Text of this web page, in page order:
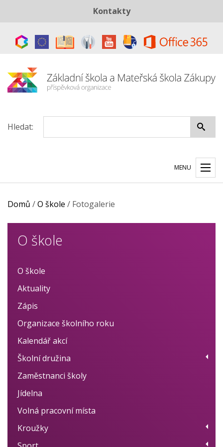
Kontakty
Datová schránka:ye8cp64
Hledat:
MENU
Domů /O škole / Fotogalerie
O škole
O škole
Aktuality
Zápis
Organizace školního roku
Kalendář akcí
Školní družina
Provoz
Fotogalerie
Dokumenty
BELLhop systém
Zaměstnanci školy
Jídelna
Volná pracovní místa
Kroužky